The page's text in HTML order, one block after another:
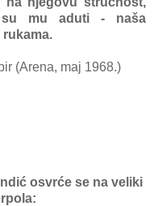
mu aduti - naša
rukama.
(Arena, maj 1968.)
osvrće se na veliki